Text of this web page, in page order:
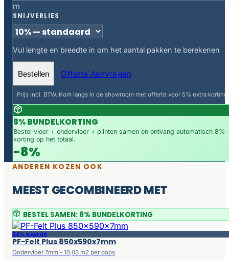
m
SNIJVERLIES
Vul lengte en breedte in om het aantal pakken te berekenen
Bestellen Offerte Aanvragen
Prijs incl. BTW. Kom langs in de showroom met offerte voor 5% extra korting.
8% BUNDELKORTING
Bestel vloer + ondervloer + plinten samen en ontvang automatisch 8%
korting op het totaal.
-8%
ANDEREN KOZEN OOK
MEEST GECOMBINEERD MET
BESTEL SAMEN: 8% BUNDELKORTING
94% kiest dit
PF-Felt Plus 850x590x7mm
Ondervloer 7mm - 10,03 m2 per doos